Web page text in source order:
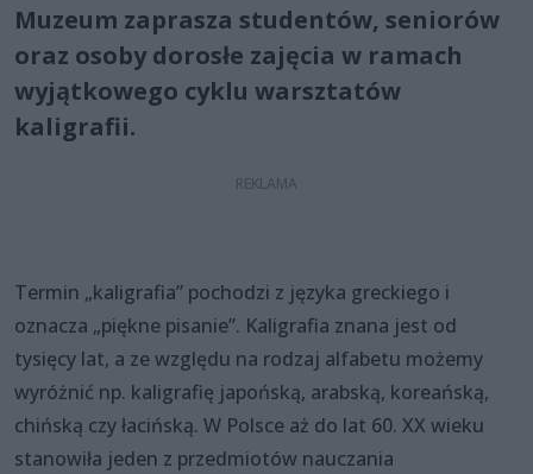
Muzeum zaprasza studentów, seniorów
oraz osoby dorosłe zajęcia w ramach
wyjątkowego cyklu warsztatów
kaligrafii.
Termin „kaligrafia” pochodzi z języka greckiego i
oznacza „piękne pisanie”. Kaligrafia znana jest od
tysięcy lat, a ze względu na rodzaj alfabetu możemy
wyróżnić np. kaligrafię japońską, arabską, koreańską,
chińską czy łacińską. W Polsce aż do lat 60. XX wieku
stanowiła jeden z przedmiotów nauczania